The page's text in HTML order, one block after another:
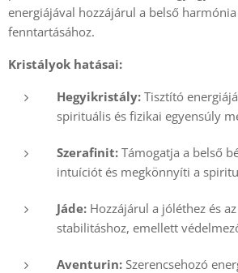
energiájával hozzájárul a belső
fenntartásához.
Kristályok hatásai:
Hegyikristály: Tisztító
spirituális és fizikai egyensúly
Szerafinit: Támogatja a belső
intuíciót és megkönnyíti a
Jáde: Hozzájárul a jóléthez és
stabilitáshoz, emellett
Aventurin: Szerencsehozó